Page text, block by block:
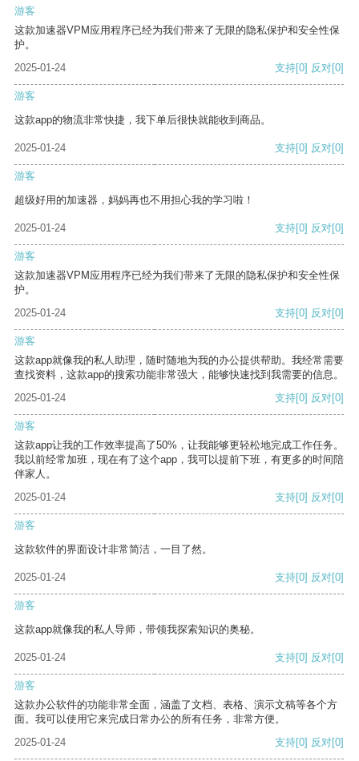
游客
这款加速器VPM应用程序已经为我们带来了无限的隐私保护和安全性保
护。
2025-01-24
支持[0] 反对[0]
游客
这款app的物流非常快捷，我下单后很快就能收到商品。
2025-01-24 支持[0] 反对[0]
游客
超级好用的加速器，妈妈再也不用担心我的学习啦！
2025-01-24 支持[0] 反对[0]
游客
这款加速器VPM应用程序已经为我们带来了无限的隐私保护和安全性保
护。
2025-01-24
支持[0] 反对[0]
游客
这款app就像我的私人助理，随时随地为我的办公提供帮助。我经常需要
查找资料，这款app的搜索功能非常强大，能够快速找到我需要的信息。
2025-01-24
支持[0] 反对[0]
游客
这款app让我的工作效率提高了50%，让我能够更轻松地完成工作任务。
我以前经常加班，现在有了这个app，我可以提前下班，有更多的时间陪
伴家人。
2025-01-24
支持[0] 反对[0]
游客
这款软件的界面设计非常简洁，一目了然。
2025-01-24 支持[0] 反对[0]
游客
这款app就像我的私人导师，带领我探索知识的奥秘。
2025-01-24 支持[0] 反对[0]
游客
这款办公软件的功能非常全面，涵盖了文档、表格、演示文稿等各个方
面。我可以使用它来完成日常办公的所有任务，非常方便。
2025-01-24
支持[0] 反对[0]